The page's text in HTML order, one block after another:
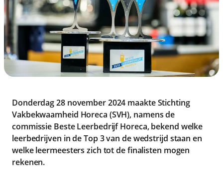
Donderdag 28 november 2024 maakte Stichting
Vakbekwaamheid Horeca (SVH), namens de
commissie Beste Leerbedrijf Horeca, bekend welke
leerbedrijven in de Top 3 van de wedstrijd staan en
welke leermeesters zich tot de finalisten mogen
rekenen.